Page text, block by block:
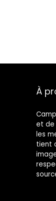
À
et de
les
tient